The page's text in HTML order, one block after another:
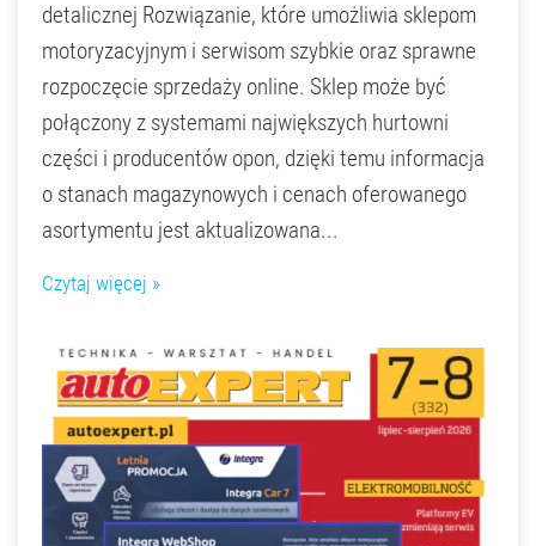
detalicznej Rozwiązanie, które umożliwia sklepom
motoryzacyjnym i serwisom szybkie oraz sprawne
rozpoczęcie sprzedaży online. Sklep może być
połączony z systemami największych hurtowni
części i producentów opon, dzięki temu informacja
o stanach magazynowych i cenach oferowanego
asortymentu jest aktualizowana...
Czytaj więcej »